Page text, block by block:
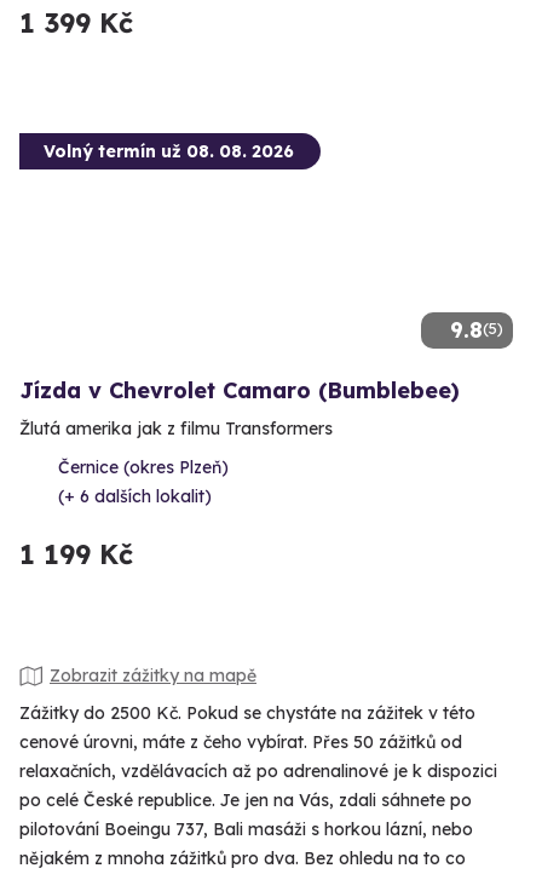
1 399 Kč
9.8(5)
Volný termín už 08. 08. 2026
Jízda v Chevrolet Camaro (Bumblebee)
Žlutá amerika jak z filmu Transformers
Černice (okres Plzeň)
(+ 6 dalších lokalit)
1 199 Kč
Zobrazit zážitky na mapě
Zážitky do 2500 Kč. Pokud se chystáte na zážitek v této
cenové úrovni, máte z čeho vybírat. Přes 50 zážitků od
relaxačních, vzdělávacích až po adrenalinové je k dispozici
po celé České republice. Je jen na Vás, zdali sáhnete po
pilotování Boeingu 737, Bali masáži s horkou lázní, nebo
nějakém z mnoha zážitků pro dva. Bez ohledu na to co